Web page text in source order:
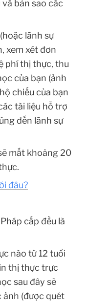
bản sao các
lãnh sự
xem xét đơn
phí thị thực, thu
của bạn (ảnh
chiếu của bạn
tài liệu hỗ trợ
đến lãnh sự
mất khoảng 20
đâu?
cấp đều là
nào từ 12 tuổi
thị thực trực
sau đây sẽ
ảnh (được quét